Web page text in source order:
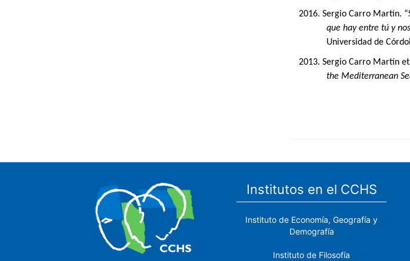
2016. Sergio Carro Martín.
que hay entre tú y
Universidad de
2013. Sergio Carro Martín
the Mediterranean
Institutos en el CCHS
Instituto de Economía, Geografía y
Demografía
Instituto de Filosofía